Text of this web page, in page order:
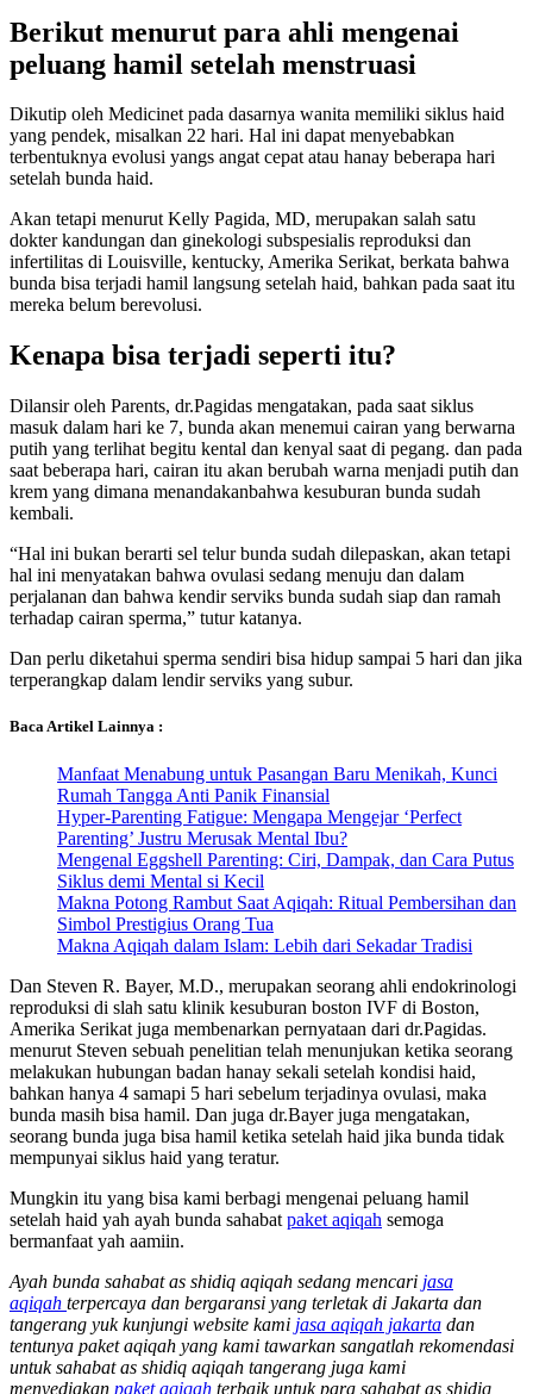
Berikut menurut para ahli mengenai
peluang hamil setelah menstruasi
Dikutip oleh Medicinet pada dasarnya wanita memiliki siklus haid
yang pendek, misalkan 22 hari. Hal ini dapat menyebabkan
terbentuknya evolusi yangs angat cepat atau hanay beberapa hari
setelah bunda haid.
Akan tetapi menurut Kelly Pagida, MD, merupakan salah satu
dokter kandungan dan ginekologi subspesialis reproduksi dan
infertilitas di Louisville, kentucky, Amerika Serikat, berkata bahwa
bunda bisa terjadi hamil langsung setelah haid, bahkan pada saat itu
mereka belum berevolusi.
Kenapa bisa terjadi seperti itu?
Dilansir oleh Parents, dr.Pagidas mengatakan, pada saat siklus
masuk dalam hari ke 7, bunda akan menemui cairan yang berwarna
putih yang terlihat begitu kental dan kenyal saat di pegang. dan pada
saat beberapa hari, cairan itu akan berubah warna menjadi putih dan
krem yang dimana menandakanbahwa kesuburan bunda sudah
kembali.
“Hal ini bukan berarti sel telur bunda sudah dilepaskan, akan tetapi
hal ini menyatakan bahwa ovulasi sedang menuju dan dalam
perjalanan dan bahwa kendir serviks bunda sudah siap dan ramah
terhadap cairan sperma,” tutur katanya.
Dan perlu diketahui sperma sendiri bisa hidup sampai 5 hari dan jika
terperangkap dalam lendir serviks yang subur.
Baca Artikel Lainnya :
Manfaat Menabung untuk Pasangan Baru Menikah, Kunci
Rumah Tangga Anti Panik Finansial
Hyper-Parenting Fatigue: Mengapa Mengejar ‘Perfect
Parenting’ Justru Merusak Mental Ibu?
Mengenal Eggshell Parenting: Ciri, Dampak, dan Cara Putus
Siklus demi Mental si Kecil
Makna Potong Rambut Saat Aqiqah: Ritual Pembersihan dan
Simbol Prestigius Orang Tua
Makna Aqiqah dalam Islam: Lebih dari Sekadar Tradisi
Dan Steven R. Bayer, M.D., merupakan seorang ahli endokrinologi
reproduksi di slah satu klinik kesuburan boston IVF di Boston,
Amerika Serikat juga membenarkan pernyataan dari dr.Pagidas.
menurut Steven sebuah penelitian telah menunjukan ketika seorang
melakukan hubungan badan hanay sekali setelah kondisi haid,
bahkan hanya 4 samapi 5 hari sebelum terjadinya ovulasi, maka
bunda masih bisa hamil. Dan juga dr.Bayer juga mengatakan,
seorang bunda juga bisa hamil ketika setelah haid jika bunda tidak
mempunyai siklus haid yang teratur.
Mungkin itu yang bisa kami berbagi mengenai peluang hamil
setelah haid yah ayah bunda sahabat paket aqiqah semoga
bermanfaat yah aamiin.
Ayah bunda sahabat as shidiq aqiqah sedang mencari jasa
aqiqah terpercaya dan bergaransi yang terletak di Jakarta dan
tangerang yuk kunjungi website kami jasa aqiqah jakarta dan
tentunya paket aqiqah yang kami tawarkan sangatlah rekomendasi
untuk sahabat as shidiq aqiqah tangerang juga kami
menyediakan paket aqiqah terbaik untuk para sahabat as shidiq